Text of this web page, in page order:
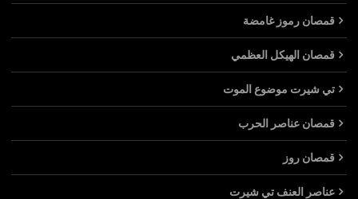
قمصان رموز غامضة
قمصان الهيكل العظمي
تي شيرت موضوع الموت
قمصان عناصر الحرب
قمصان روز
عناصر العنف تي شيرت